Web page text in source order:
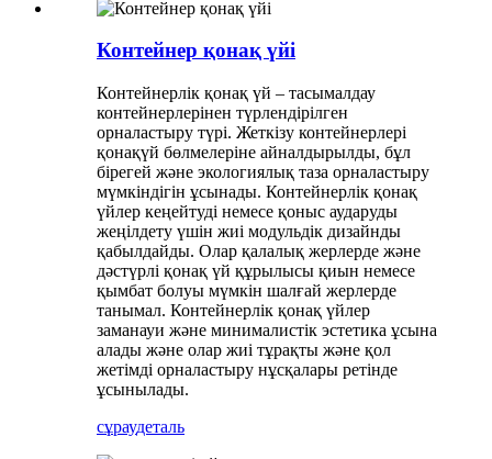
Контейнер қонақ үйі
Контейнерлік қонақ үй – тасымалдау
контейнерлерінен түрлендірілген
орналастыру түрі. Жеткізу контейнерлері
қонақүй бөлмелеріне айналдырылды, бұл
бірегей және экологиялық таза орналастыру
мүмкіндігін ұсынады. Контейнерлік қонақ
үйлер кеңейтуді немесе қоныс аударуды
жеңілдету үшін жиі модульдік дизайнды
қабылдайды. Олар қалалық жерлерде және
дәстүрлі қонақ үй құрылысы қиын немесе
қымбат болуы мүмкін шалғай жерлерде
танымал. Контейнерлік қонақ үйлер
заманауи және минималистік эстетика ұсына
алады және олар жиі тұрақты және қол
жетімді орналастыру нұсқалары ретінде
ұсынылады.
сұраудеталь